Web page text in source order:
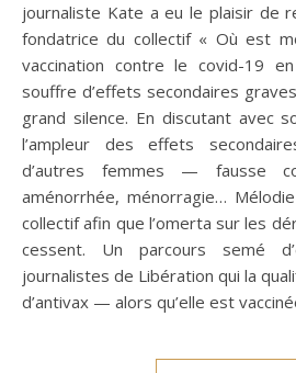
journaliste Kate a eu le plaisir de
fondatrice du collectif « Où est
vaccination contre le covid-19
souffre d’effets secondaires
grand silence. En discutant avec
l’ampleur des effets
d’autres femmes — fausse
aménorrhée, ménorragie…
collectif afin que l’omerta sur les
cessent. Un parcours semé
journalistes de Libération qui la
d’antivax — alors qu’elle est